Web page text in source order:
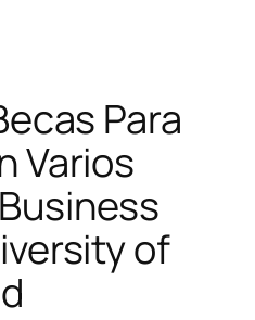
Para
Varios
of